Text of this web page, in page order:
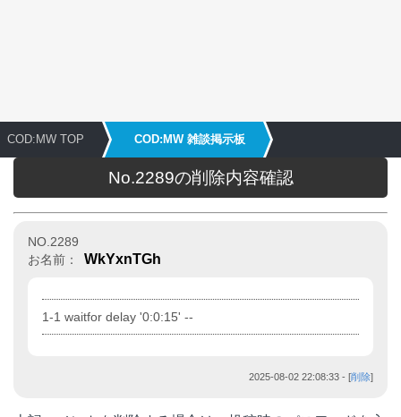
COD:MW TOP COD:MW 雑談掲示板
No.2289の削除内容確認
NO.2289
お名前：
WkYxnTGh
1-1 waitfor delay '0:0:15' --
2025-08-02 22:08:33 - [削除]